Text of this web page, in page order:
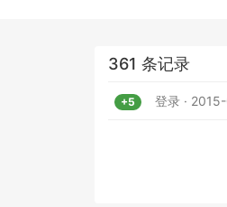
361 条记录
+5 登录 ·